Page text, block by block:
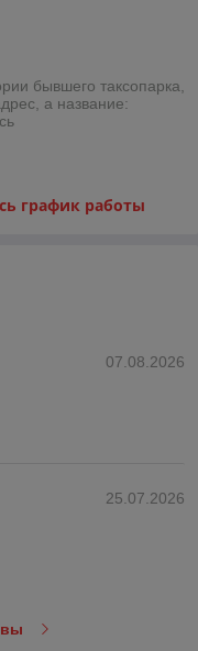
бывшего таксопарка,
а название:
график работы
07.08.2026
25.07.2026